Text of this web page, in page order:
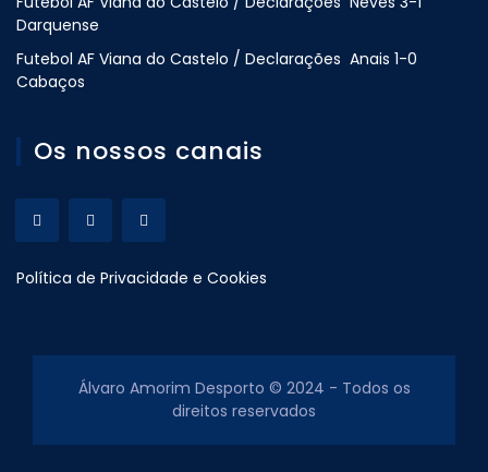
Darquense
Futebol AF Viana do Castelo / Declarações Anais 1-0
Cabaços
Os nossos canais
Política de Privacidade e Cookies
Álvaro Amorim Desporto © 2024 - Todos os
direitos reservados